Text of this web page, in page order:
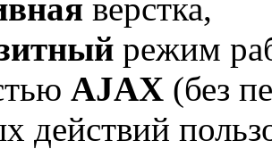
верстка,
режим
AJAX (без
действий